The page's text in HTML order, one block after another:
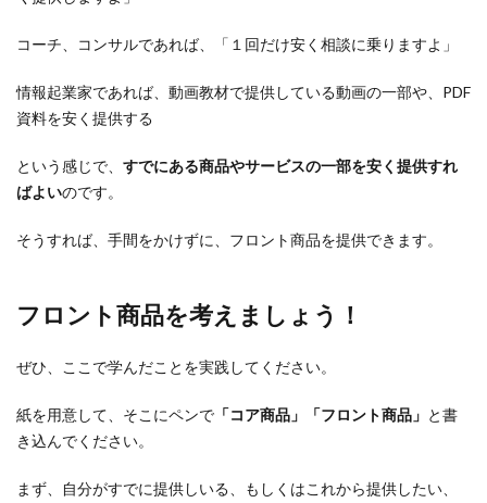
コーチ、コンサルであれば、「１回だけ安く相談に乗りますよ」
情報起業家であれば、動画教材で提供している動画の一部や、PDF
資料を安く提供する
という感じで、 すでにある商品やサービスの一部を安く提供すれ
ばよいのです。
そうすれば、手間をかけずに、フロント商品を提供できます。
フロント商品を考えましょう！
ぜひ、ここで学んだことを実践してください。
紙を用意して、そこにペンで 「コア商品」「フロント商品」 と書
き込んでください。
まず、自分がすでに提供しいる、もしくはこれから提供したい、